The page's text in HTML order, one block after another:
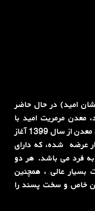
امید) در حال حاضر
معدن مرمریت امید با
رنگ شکلاتی که بهره برداری از این معدن از سال 1399 آغاز
عرضه ‌ شده، که دارای
به فرد می باشد. هر دو
بسیار عالی ، همچنین
خاص و سخت پسند را